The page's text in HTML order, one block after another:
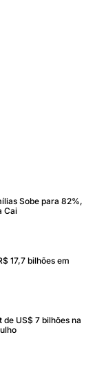
Sobe para 82%,
Cai
17,7 bilhões em
US$ 7 bilhões na